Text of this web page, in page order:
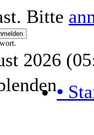
Bitte
2026
•